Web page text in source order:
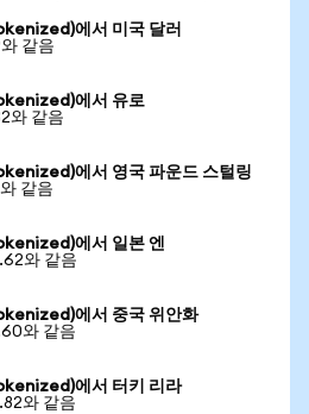
에서 미국 달러
같음
에서 유로
와 같음
에서 영국 파운드 스털링
같음
에서 일본 엔
와 같음
에서 중국 위안화
와 같음
에서 터키 리라
와 같음